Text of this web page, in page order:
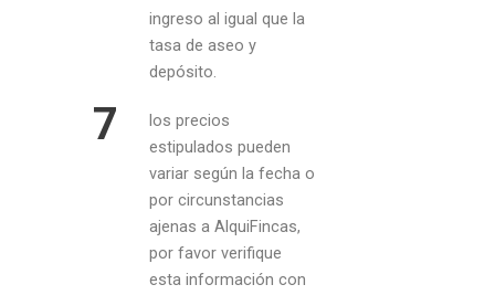
ingreso al igual que la
tasa de aseo y
depósito.
7
los precios
estipulados pueden
variar según la fecha o
por circunstancias
ajenas a AlquiFincas,
por favor verifique
esta información con